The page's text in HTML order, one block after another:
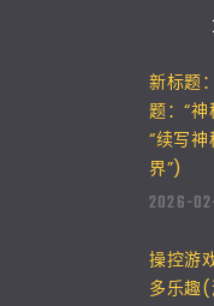
新标题
题：“神
“续写
界”)
2026-
操控游
多乐趣